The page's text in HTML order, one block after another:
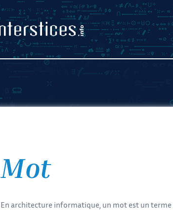
Mot
En architecture informatique, un mot est un